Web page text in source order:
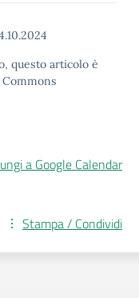
questo articolo è
a Google Calendar
Stampa / Condividi